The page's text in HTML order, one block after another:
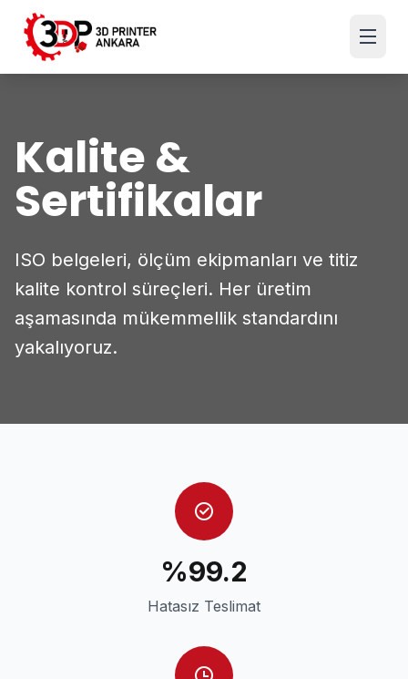
Kalite &
Sertifikalar
ISO belgeleri, ölçüm ekipmanları ve titiz
kalite kontrol süreçleri. Her üretim
aşamasında mükemmellik standardını
yakalıyoruz.
%99.2
Hatasız Teslimat